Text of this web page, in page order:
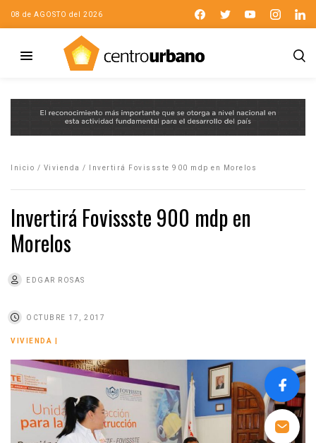
08 de AGOSTO del 2026
Inicio / Vivienda / Invertirá Fovissste 900 mdp en Morelos
Invertirá Fovissste 900 mdp en
Morelos
EDGAR ROSAS
OCTUBRE 17, 2017
VIVIENDA